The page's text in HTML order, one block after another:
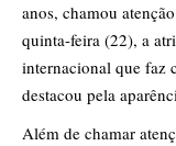
anos, chamou
quinta-feira (22), a
internacional que faz
destacou pela
Além de chamar